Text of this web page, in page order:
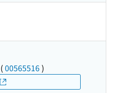
(00565516)